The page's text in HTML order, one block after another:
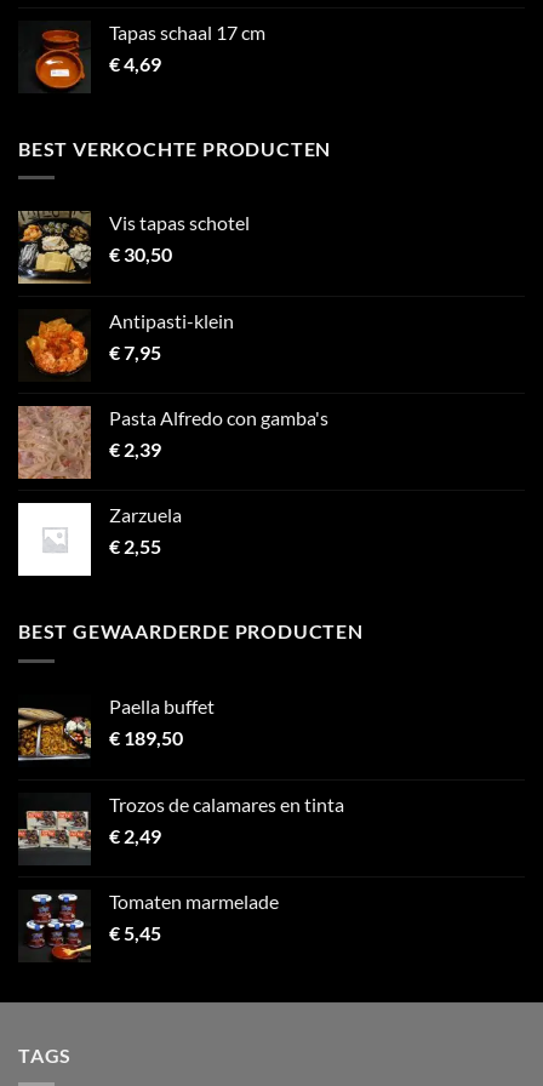
Tapas schaal 17 cm
€4,69
BEST VERKOCHTE PRODUCTEN
Vis tapas schotel
€30,50
Antipasti-klein
€7,95
Pasta Alfredo con gamba's
€ 2,39
Zarzuela
€ 2,55
BEST GEWAARDERDE PRODUCTEN
Paella buffet
€ 189,50
Trozos de calamares en tinta
€ 2,49
Tomaten marmelade
€ 5,45
TAGS